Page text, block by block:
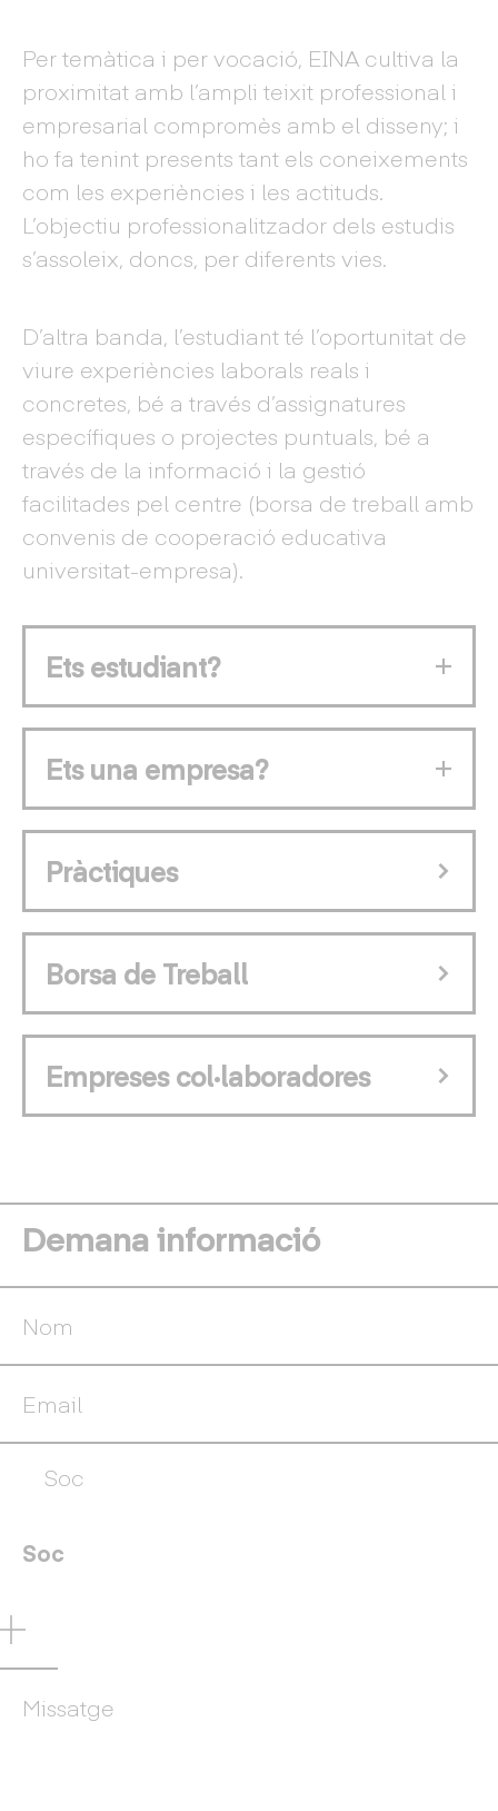
Per temàtica i per vocació, EINA cultiva la
proximitat amb l’ampli teixit professional i
empresarial compromès amb el disseny; i
ho fa tenint presents tant els coneixements
com les experiències i les actituds.
L’objectiu professionalitzador dels estudis
s’assoleix, doncs, per diferents vies.
D’altra banda, l’estudiant té l’oportunitat de
viure experiències laborals reals i
concretes, bé a través d’assignatures
específiques o projectes puntuals, bé a
través de la informació i la gestió
facilitades pel centre (borsa de treball amb
convenis de cooperació educativa
universitat-empresa).
Ets estudiant?
Ets una empresa?
Pràctiques
Borsa de Treball
Empreses col·laboradores
Demana informació
Soc
Soc